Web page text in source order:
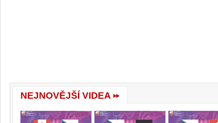
NEJNOVĚJŠÍ VIDEA